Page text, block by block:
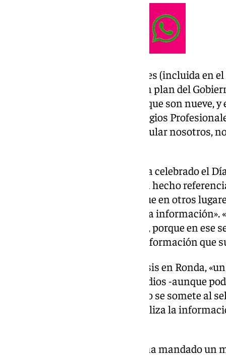
«La Red de Colegios Profesionales (incluida en
democrática del Gobierno) es un plan del
con los Colegios Profesionales, que son nueve,
años el Consejo General de Colegios
profesión. Nos tenemos que regular nosotros,
Este pasado fin de semana se ha celebrado el
Información, a lo que Santos ha hecho
este asunto. Aprobamos más que en otros
noticias falsas dominan sobre la información».
los ciudadanos es fundamental, porque en ese
todo está en peligro por la desinformación que
Santos, además, ha hecho énfasis en Ronda,
en Andalucía cuenta con 36 medios -aunque
explicado que «cuando un medio se somete al
comisión deontológica, que analiza la
A los periodistas del futuro les ha mandado un